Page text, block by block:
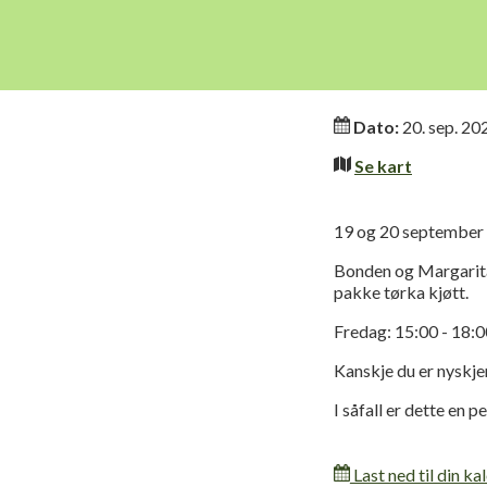
Dato:20. sep.
Se kart
19 og 20
Bonden og
pakke tørka kjøtt.
Fredag: 15:00 -
Kanskje du er
I såfall er dette en
Last ned til din